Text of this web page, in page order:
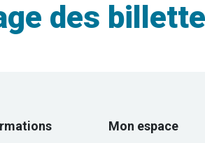
des
Mon espace